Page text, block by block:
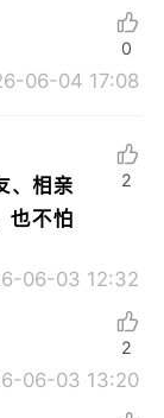
06-04 17:08
0
、相亲
也不怕
06-03 12:32
2
06-03 13:20
2